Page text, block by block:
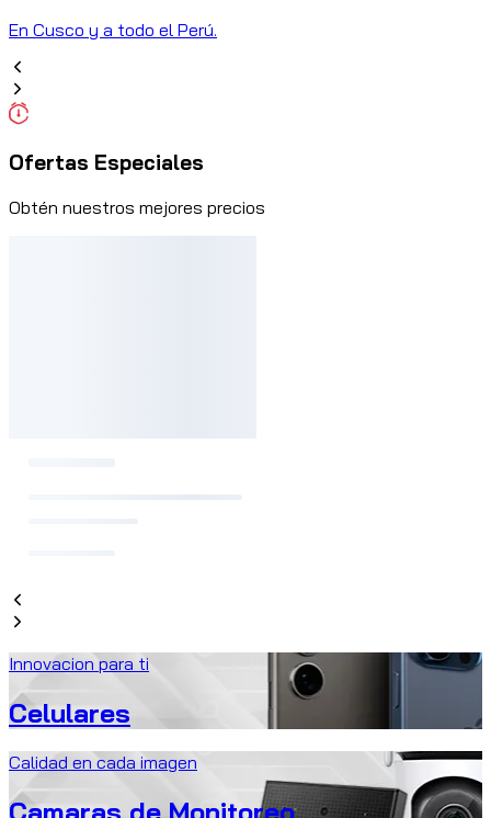
En Cusco y a todo el Perú.
Ofertas Especiales
Obtén nuestros mejores precios
Innovacion para ti
Celulares
Calidad en cada imagen
Camaras de Monitoreo